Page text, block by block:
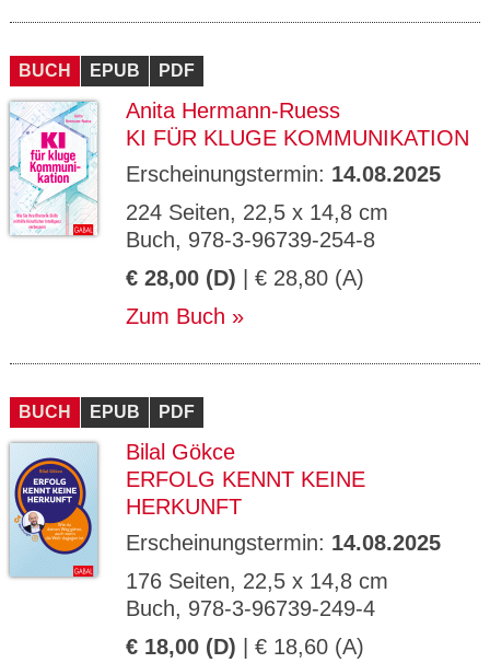
BUCH EPUB PDF
Anita Hermann-Ruess
KI FÜR KLUGE KOMMUNIKATION
Erscheinungstermin: 14.08.2025
224 Seiten, 22,5 x 14,8 cm
Buch, 978-3-96739-254-8
€ 28,00 (D) | € 28,80 (A)
Zum Buch
BUCH EPUB PDF
Bilal Gökce
ERFOLG KENNT KEINE
HERKUNFT
Erscheinungstermin: 14.08.2025
176 Seiten, 22,5 x 14,8 cm
Buch, 978-3-96739-249-4
€ 18,00 (D) | € 18,60 (A)